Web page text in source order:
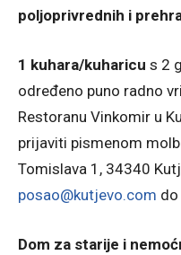
poljoprivrednih i
1 kuhara/kuharicu s 2
određeno puno radno
Restoranu Vinkomir u
prijaviti pismenom
Tomislava 1, 34340
posao@kutjevo.com
Dom za starije i